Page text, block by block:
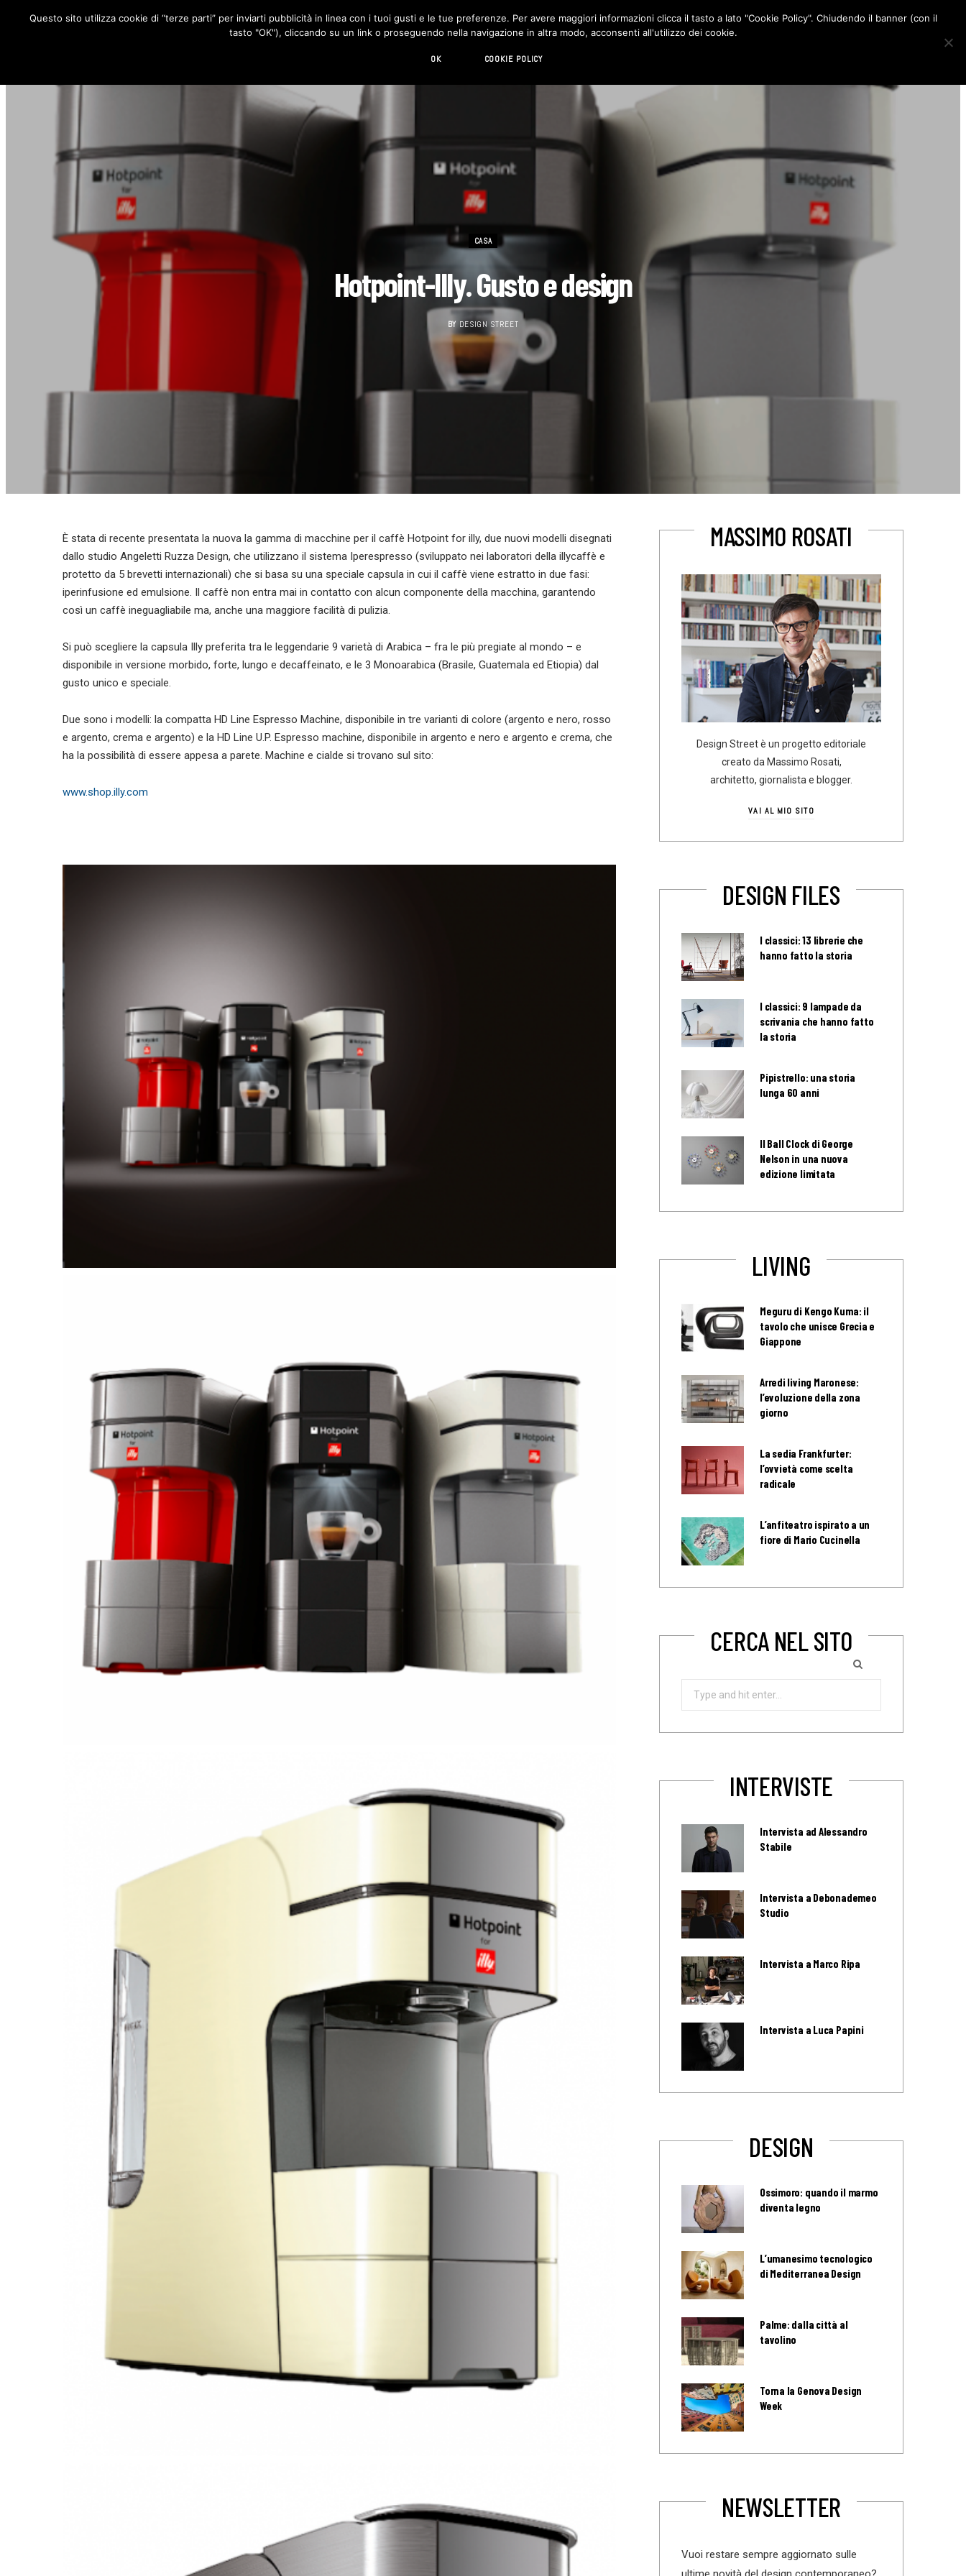
RUBRICHE DESIGN LIVING HI-TECH CHI SIAMO CONTATTI
o
g
r
d
CASA
Hotpoint-Illy. Gusto e design
BY DESIGN STREET
È stata di recente presentata la nuova la gamma di macchine per il caffè Hotpoint for illy, due nuovi modelli disegnati
dallo studio Angeletti Ruzza Design, che utilizzano il sistema Iperespresso (sviluppato nei laboratori della illycaffè e
protetto da 5 brevetti internazionali) che si basa su una speciale capsula in cui il caffè viene estratto in due fasi:
iperinfusione ed emulsione. Il caffè non entra mai in contatto con alcun componente della macchina, garantendo
così un caffè ineguagliabile ma, anche una maggiore facilità di pulizia.
Si può scegliere la capsula Illy preferita tra le leggendarie 9 varietà di Arabica – fra le più pregiate al mondo – e
disponibile in versione morbido, forte, lungo e decaffeinato, e le 3 Monoarabica (Brasile, Guatemala ed Etiopia) dal
gusto unico e speciale.
Due sono i modelli: la compatta HD Line Espresso Machine, disponibile in tre varianti di colore (argento e nero, rosso
e argento, crema e argento) e la HD Line U.P. Espresso machine, disponibile in argento e nero e argento e crema, che
ha la possibilità di essere appesa a parete. Machine e cialde si trovano sul sito:
www.shop.illy.com
MASSIMO ROSATI
Design Street è un progetto editoriale
creato da Massimo Rosati,
architetto, giornalista e blogger.
VAI AL MIO SITO
DESIGN FILES
I classici: 13 librerie che
hanno fatto la storia
I classici: 9 lampade da
scrivania che hanno fatto
la storia
Pipistrello: una storia
lunga 60 anni
Il Ball Clock di George
Nelson in una nuova
edizione limitata
LIVING
Meguru di Kengo Kuma: il
tavolo che unisce Grecia e
Giappone
Arredi living Maronese:
l’evoluzione della zona
giorno
La sedia Frankfurter:
l’ovvietà come scelta
radicale
L’anfiteatro ispirato a un
fiore di Mario Cucinella
CERCA NEL SITO
Search
INTERVISTE
Intervista ad Alessandro
Stabile
Intervista a Debonademeo
Studio
Intervista a Marco Ripa
Intervista a Luca Papini
DESIGN
Ossimoro: quando il marmo
diventa legno
L’umanesimo tecnologico
di Mediterranea Design
Palme: dalla città al
tavolino
Torna la Genova Design
Week
NEWSLETTER
Vuoi restare sempre aggiornato sulle
Questo sito utilizza cookie di “terze parti” per inviarti pubblicità in linea con i tuoi gusti e le tue preferenze. Per avere maggiori informazioni clicca il tasto a lato "Cookie Policy". Chiudendo il banner (con il
tasto "OK"), cliccando su un link o proseguendo nella navigazione in altra modo, acconsenti all'utilizzo dei cookie.
OK COOKIE POLICY